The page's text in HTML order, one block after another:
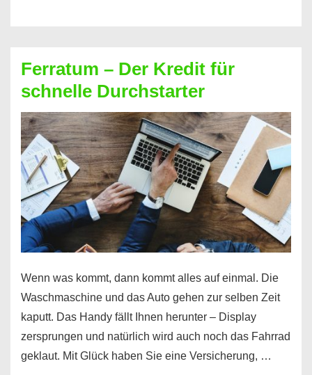
Ferratum – Der Kredit für
schnelle Durchstarter
Wenn was kommt, dann kommt alles auf einmal. Die
Waschmaschine und das Auto gehen zur selben Zeit
kaputt. Das Handy fällt Ihnen herunter – Display
zersprungen und natürlich wird auch noch das Fahrrad
geklaut. Mit Glück haben Sie eine Versicherung, …